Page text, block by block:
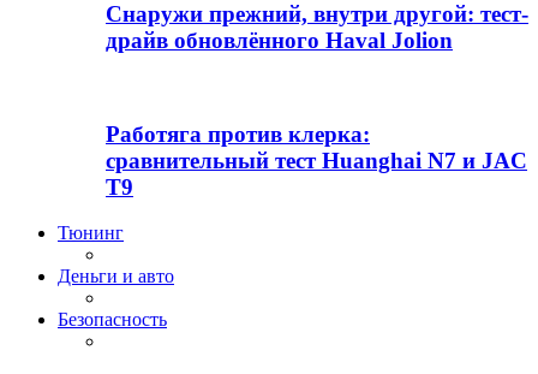
Снаружи прежний, внутри другой: тест-
драйв обновлённого Haval Jolion
Работяга против клерка:
сравнительный тест Huanghai N7 и JAC
T9
Тюнинг
Деньги и авто
Безопасность